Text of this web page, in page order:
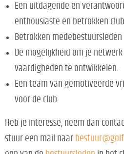
Een uitdagende en
enthousiaste en betrokken club.
Betrokken
De mogelijkheid om je
vaardigheden te ontwikkelen.
Een team van gemotiveerde
voor de club.
Heb je interesse, neem dan
stuur een mail naar